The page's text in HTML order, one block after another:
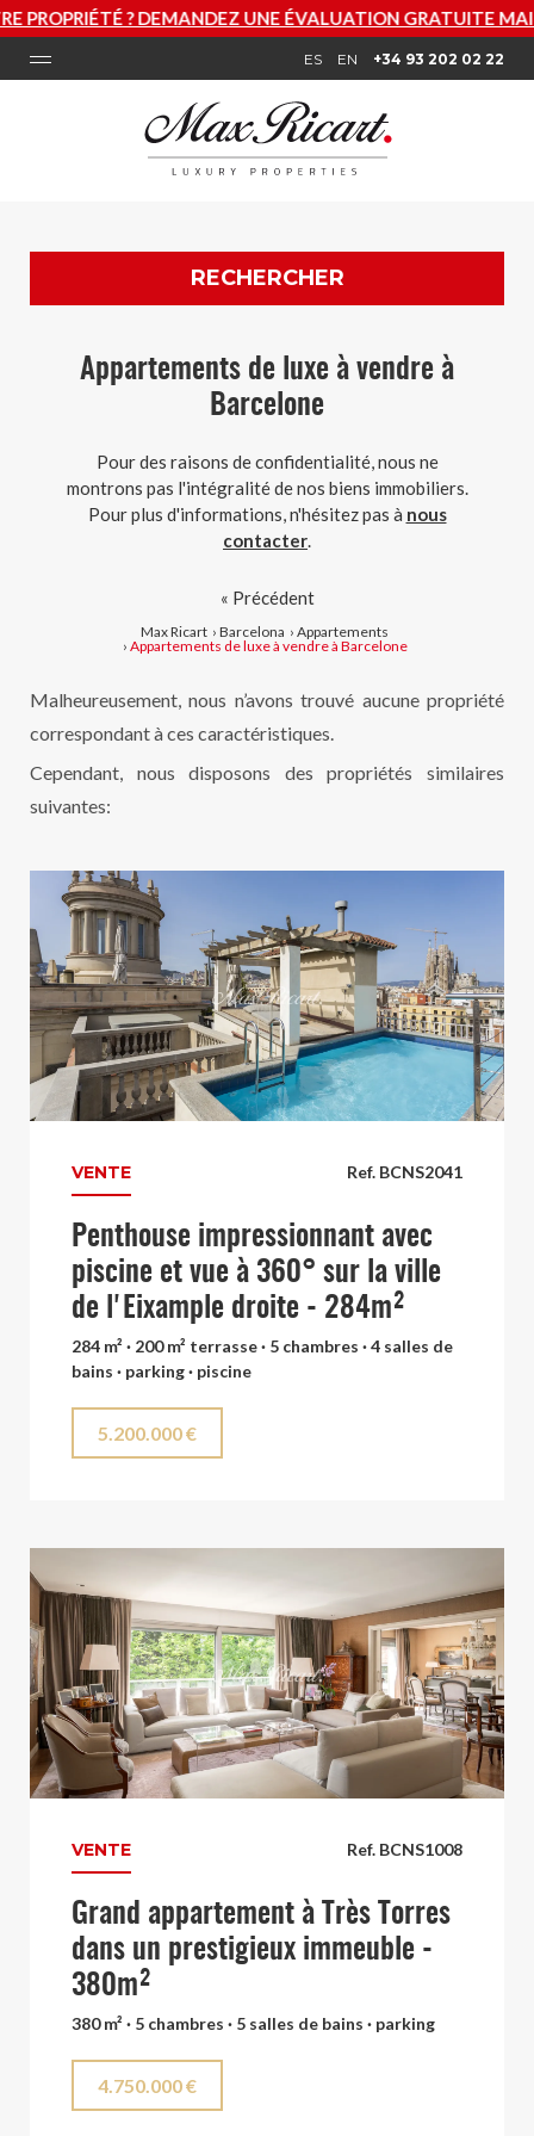
UNE ÉVALUATION GRATUITE MAINTENANT
ES EN +34 93 202 02 22
RECHERCHER
Appartements de luxe à vendre à
Barcelone
Pour des raisons de confidentialité, nous ne
montrons pas l'intégralité de nos biens immobiliers.
Pour plus d'informations, n'hésitez pas à nous
contacter.
Max Ricart › Barcelona › Appartements
› Appartements de luxe à vendre à Barcelone
« Précédent
Malheureusement, nous n’avons trouvé aucune propriété
correspondant à ces caractéristiques.
Cependant, nous disposons des propriétés similaires
suivantes:
Ref. BCNS2041
VENTE
Penthouse impressionnant avec
piscine et vue à 360° sur la ville
de l'Eixample droite - 284m²
284 m² · 200 m² terrasse · 5 chambres · 4 salles de
bains · parking · piscine
5.200.000 €
Ref. BCNS1008
VENTE
Grand appartement à Très Torres
dans un prestigieux immeuble -
380m²
380 m² · 5 chambres · 5 salles de bains · parking
4.750.000 €